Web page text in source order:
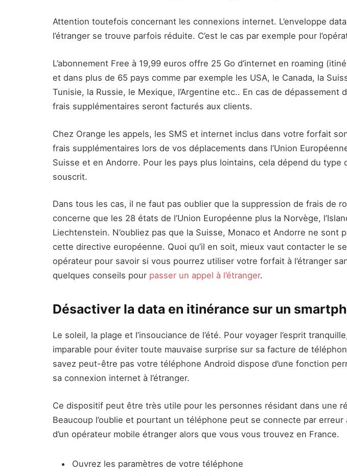
Attention toutefois concernant les connexions internet. L’enveloppe
l’étranger se trouve parfois réduite. C’est le cas par exemple pour
L’abonnement Free à 19,99 euros offre 25 Go d’internet en roaming
et dans plus de 65 pays comme par exemple les USA, le Canada, la
Tunisie, la Russie, le Mexique, l’Argentine etc.. En cas de dépassement
frais supplémentaires seront facturés aux clients.
Chez Orange les appels, les SMS et internet inclus dans votre forfait
frais supplémentaires lors de vos déplacements dans l’Union
Suisse et en Andorre. Pour les pays plus lointains, cela dépend du type
souscrit.
Dans tous les cas, il ne faut pas oublier que la suppression de frais de
concerne que les 28 états de l’Union Européenne plus la Norvège,
Liechtenstein. N’oubliez pas que la Suisse, Monaco et Andorre ne sont
cette directive européenne. Quoi qu’il en soit, mieux vaut contacter le
opérateur pour savoir si vous pourrez utiliser votre forfait à l’étranger
quelques conseils pour passer un appel à l’étranger.
Désactiver la data en itinérance sur un
Le soleil, la plage et l’insouciance de l’été. Pour voyager l’esprit
imparable pour éviter toute mauvaise surprise sur sa facture de
savez peut-être pas votre téléphone Android dispose d’une fonction
sa connexion internet à l’étranger.
Ce dispositif peut être très utile pour les personnes résidant dans une
Beaucoup l’oublie et pourtant un téléphone peut se connecte par erreur
d’un opérateur mobile étranger alors que vous vous trouvez en France.
Ouvrez les paramètres de votre téléphone